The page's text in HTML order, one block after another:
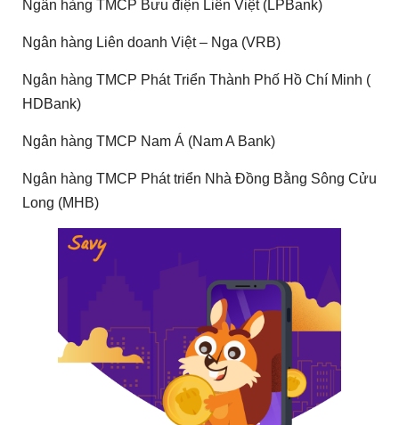
Ngân hàng TMCP Bưu điện Liên Việt (LPBank)
Ngân hàng Liên doanh Việt – Nga (VRB)
Ngân hàng TMCP Phát Triển Thành Phố Hồ Chí Minh (
HDBank)
Ngân hàng TMCP Nam Á (Nam A Bank)
Ngân hàng TMCP Phát triển Nhà Đồng Bằng Sông Cửu
Long (MHB)